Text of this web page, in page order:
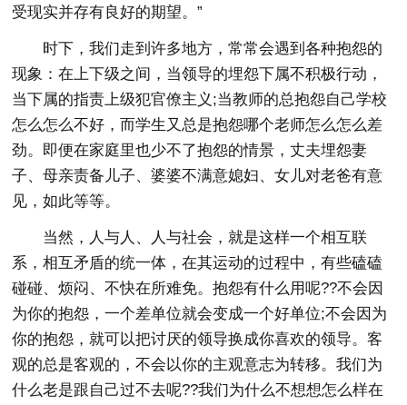
受现实并存有良好的期望。”
时下，我们走到许多地方，常常会遇到各种抱怨的
现象：在上下级之间，当领导的埋怨下属不积极行动，
当下属的指责上级犯官僚主义;当教师的总抱怨自己学校
怎么怎么不好，而学生又总是抱怨哪个老师怎么怎么差
劲。即便在家庭里也少不了抱怨的情景，丈夫埋怨妻
子、母亲责备儿子、婆婆不满意媳妇、女儿对老爸有意
见，如此等等。
当然，人与人、人与社会，就是这样一个相互联
系，相互矛盾的统一体，在其运动的过程中，有些磕磕
碰碰、烦闷、不快在所难免。抱怨有什么用呢??不会因
为你的抱怨，一个差单位就会变成一个好单位;不会因为
你的抱怨，就可以把讨厌的领导换成你喜欢的领导。客
观的总是客观的，不会以你的主观意志为转移。我们为
什么老是跟自己过不去呢??我们为什么不想想怎么样在